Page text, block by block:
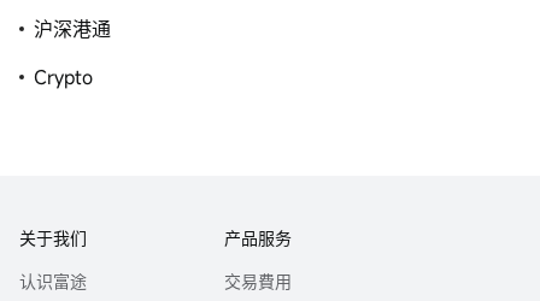
沪深港通
Crypto
关于我们
认识富途
产品服务
交易費用